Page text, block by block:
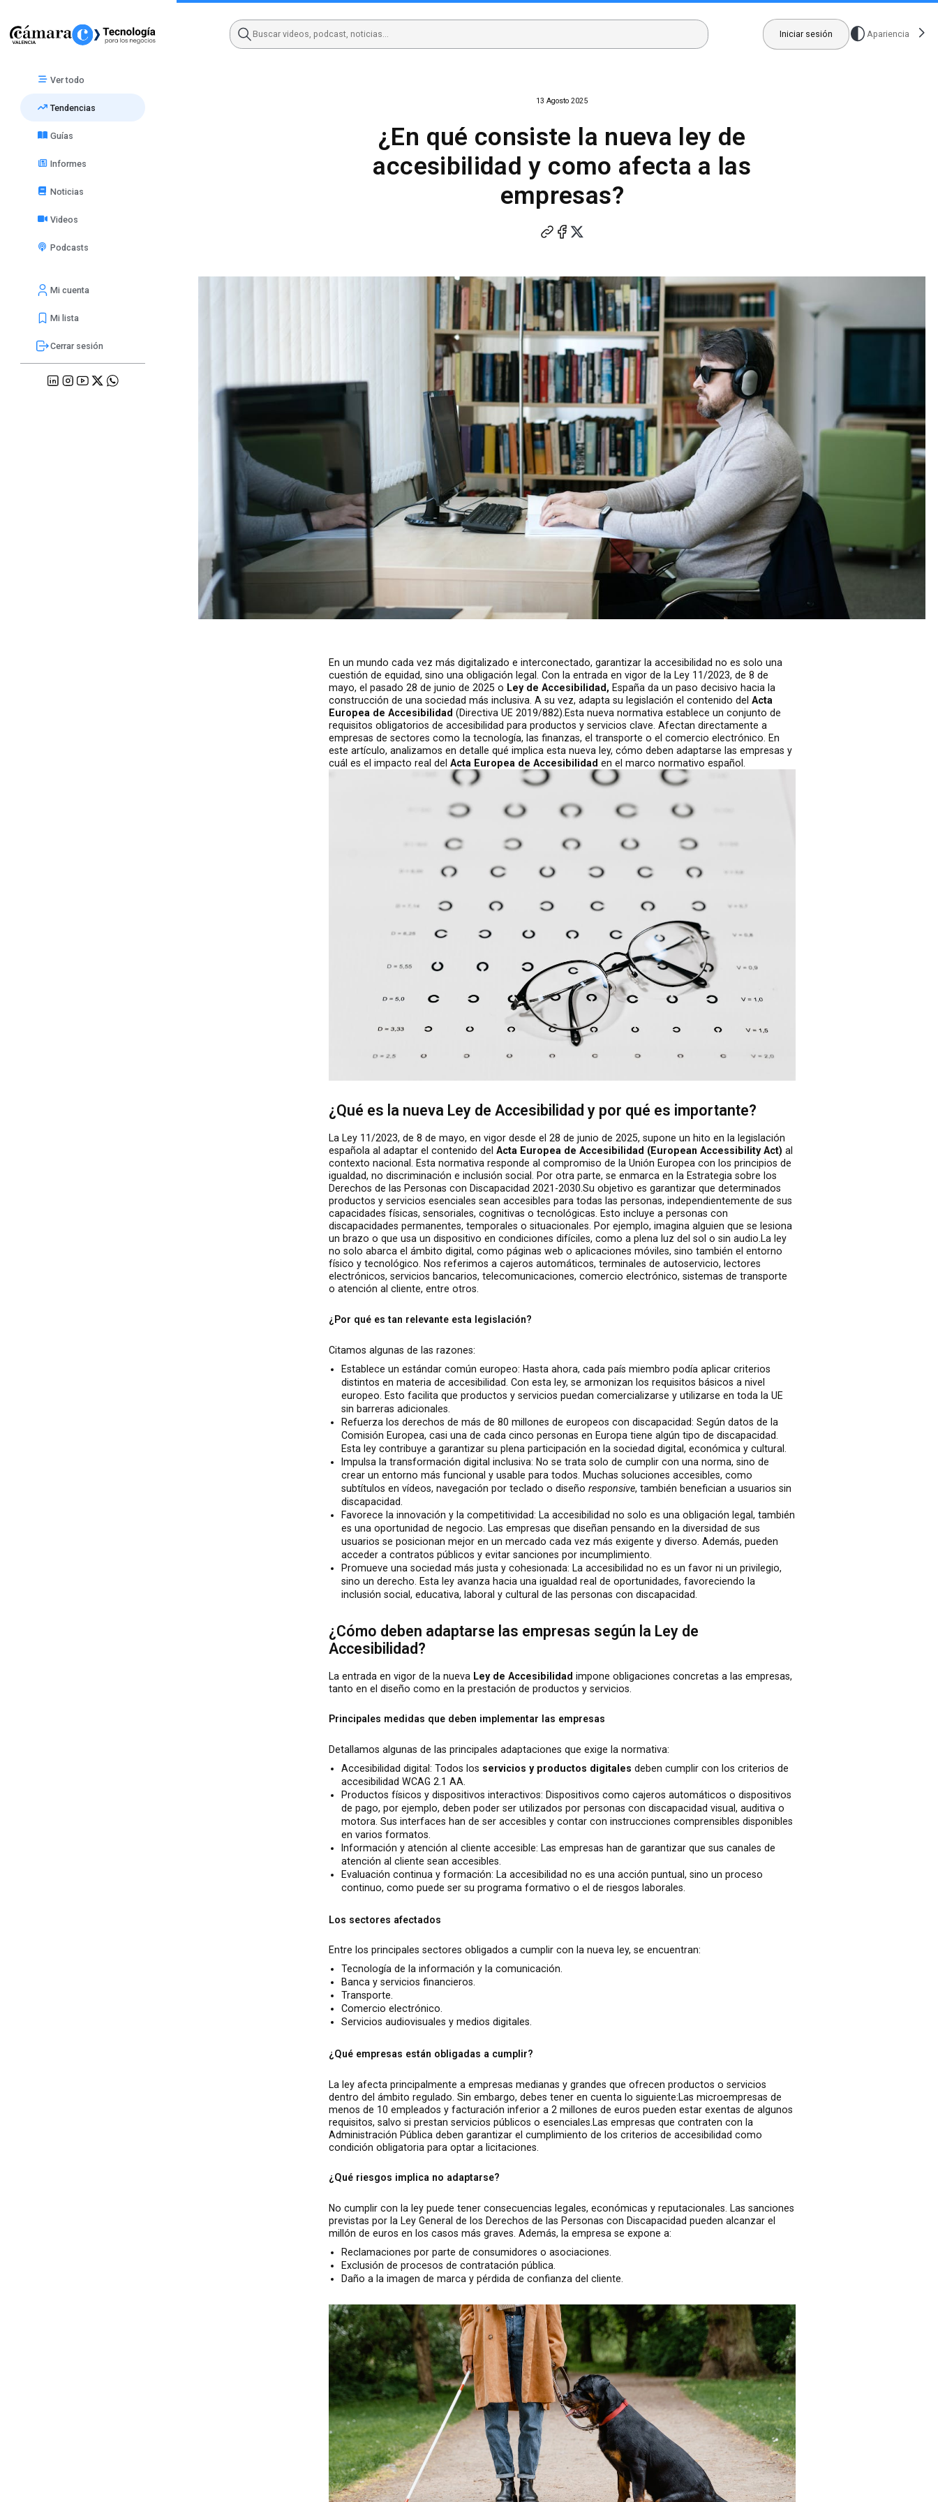
content
Iniciar sesión Apariencia
Ver todo
Tendencias
Guías
Informes
Noticias
Videos
Podcasts
Mi cuenta
Mi lista
Cerrar sesión
13 Agosto 2025
¿En qué consiste la nueva ley de
accesibilidad y como afecta a las
empresas?
En un mundo cada vez más digitalizado e interconectado, garantizar la accesibilidad no es solo una
cuestión de equidad, sino una obligación legal. Con la entrada en vigor de la Ley 11/2023, de 8 de
mayo, el pasado 28 de junio de 2025 o Ley de Accesibilidad, España da un paso decisivo hacia la
construcción de una sociedad más inclusiva. A su vez, adapta su legislación el contenido delActa
Europea de Accesibilidad (Directiva UE 2019/882).Esta nueva normativa establece un conjunto de
requisitos obligatorios de accesibilidad para productos y servicios clave. Afectan directamente a
empresas de sectores como la tecnología, las finanzas, el transporte o el comercio electrónico. En
este artículo, analizamos en detalle qué implica esta nueva ley, cómo deben adaptarse las empresas y
cuál es el impacto real delActa Europea de Accesibilidad en el marco normativo español.
¿Qué es la nueva Ley de Accesibilidad y por qué es importante?
La Ley 11/2023, de 8 de mayo, en vigor desde el 28 de junio de 2025, supone un hito en la legislación
española al adaptar el contenido delActa Europea de Accesibilidad (European Accessibility Act) al
contexto nacional. Esta normativa responde al compromiso de la Unión Europea con los principios de
igualdad, no discriminación e inclusión social. Por otra parte, se enmarca en la Estrategia sobre los
Derechos de las Personas con Discapacidad 2021-2030.Su objetivo es garantizar que determinados
productos y servicios esenciales sean accesibles para todas las personas, independientemente de sus
capacidades físicas, sensoriales, cognitivas o tecnológicas. Esto incluye a personas con
discapacidades permanentes, temporales o situacionales. Por ejemplo, imagina alguien que se lesiona
un brazo o que usa un dispositivo en condiciones difíciles, como a plena luz del sol o sin audio.La ley
no solo abarca el ámbito digital, como páginas web o aplicaciones móviles, sino también el entorno
físico y tecnológico. Nos referimos a cajeros automáticos, terminales de autoservicio, lectores
electrónicos, servicios bancarios, telecomunicaciones, comercio electrónico, sistemas de transporte
o atención al cliente, entre otros.
¿Por qué es tan relevante esta legislación?
Citamos algunas de las razones:
Establece un estándar común europeo: Hasta ahora, cada país miembro podía aplicar criterios
distintos en materia de accesibilidad. Con esta ley, se armonizan los requisitos básicos a nivel
europeo. Esto facilita que productos y servicios puedan comercializarse y utilizarse en toda la UE
sin barreras adicionales.
Refuerza los derechos de más de 80 millones de europeos con discapacidad: Según datos de la
Comisión Europea, casi una de cada cinco personas en Europa tiene algún tipo de discapacidad.
Esta ley contribuye a garantizar su plena participación en la sociedad digital, económica y cultural.
Impulsa la transformación digital inclusiva: No se trata solo de cumplir con una norma, sino de
crear un entorno más funcional y usable para todos. Muchas soluciones accesibles, como
subtítulos en vídeos, navegación por teclado o diseño responsive, también benefician a usuarios sin
discapacidad.
Favorece la innovación y la competitividad: La accesibilidad no solo es una obligación legal, también
es una oportunidad de negocio. Las empresas que diseñan pensando en la diversidad de sus
usuarios se posicionan mejor en un mercado cada vez más exigente y diverso. Además, pueden
acceder a contratos públicos y evitar sanciones por incumplimiento.
Promueve una sociedad más justa y cohesionada: La accesibilidad no es un favor ni un privilegio,
sino un derecho. Esta ley avanza hacia una igualdad real de oportunidades, favoreciendo la
inclusión social, educativa, laboral y cultural de las personas con discapacidad.
¿Cómo deben adaptarse las empresas según la Ley de
Accesibilidad?
La entrada en vigor de la nueva Ley de Accesibilidad impone obligaciones concretas a las empresas,
tanto en el diseño como en la prestación de productos y servicios.
Principales medidas que deben implementar las empresas
Detallamos algunas de las principales adaptaciones que exige la normativa:
Accesibilidad digital: Todos los servicios y productos digitales deben cumplir con los criterios de
accesibilidad WCAG 2.1 AA.
Productos físicos y dispositivos interactivos: Dispositivos como cajeros automáticos o dispositivos
de pago, por ejemplo, deben poder ser utilizados por personas con discapacidad visual, auditiva o
motora. Sus interfaces han de ser accesibles y contar con instrucciones comprensibles disponibles
en varios formatos.
Información y atención al cliente accesible: Las empresas han de garantizar que sus canales de
atención al cliente sean accesibles.
Evaluación continua y formación: La accesibilidad no es una acción puntual, sino un proceso
continuo, como puede ser su programa formativo o el de riesgos laborales.
Los sectores afectados
Entre los principales sectores obligados a cumplir con la nueva ley, se encuentran:
Tecnología de la información y la comunicación.
Banca y servicios financieros.
Transporte.
Comercio electrónico.
Servicios audiovisuales y medios digitales.
¿Qué empresas están obligadas a cumplir?
La ley afecta principalmente a empresas medianas y grandes que ofrecen productos o servicios
dentro del ámbito regulado. Sin embargo, debes tener en cuenta lo siguiente:Las microempresas de
menos de 10 empleados y facturación inferior a 2 millones de euros pueden estar exentas de algunos
requisitos, salvo si prestan servicios públicos o esenciales.Las empresas que contraten con la
Administración Pública deben garantizar el cumplimiento de los criterios de accesibilidad como
condición obligatoria para optar a licitaciones.
¿Qué riesgos implica no adaptarse?
No cumplir con la ley puede tener consecuencias legales, económicas y reputacionales. Las sanciones
previstas por la Ley General de los Derechos de las Personas con Discapacidad pueden alcanzar el
millón de euros en los casos más graves. Además, la empresa se expone a:
Reclamaciones por parte de consumidores o asociaciones.
Exclusión de procesos de contratación pública.
Daño a la imagen de marca y pérdida de confianza del cliente.